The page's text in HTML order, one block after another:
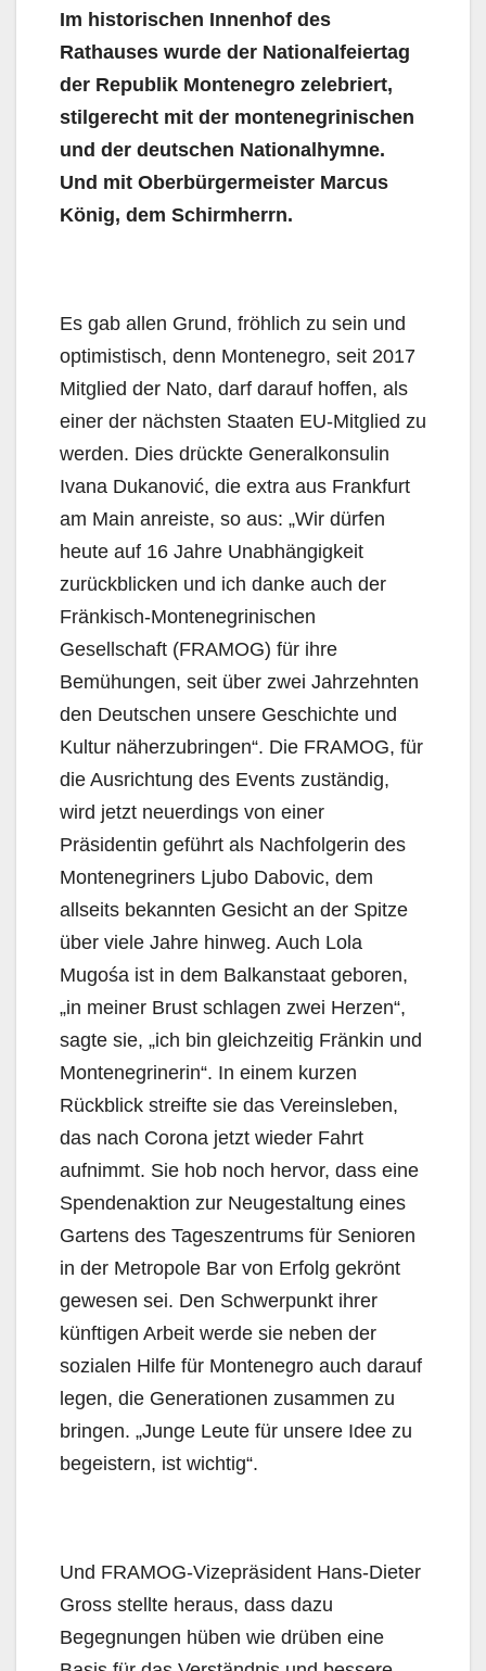
Im historischen Innenhof des
Rathauses wurde der Nationalfeiertag
der Republik Montenegro zelebriert,
stilgerecht mit der montenegrinischen
und der deutschen Nationalhymne.
Und mit Oberbürgermeister Marcus
König, dem Schirmherrn.
Es gab allen Grund, fröhlich zu sein und
optimistisch, denn Montenegro, seit 2017
Mitglied der Nato, darf darauf hoffen, als
einer der nächsten Staaten EU-Mitglied zu
werden. Dies drückte Generalkonsulin
Ivana Dukanović, die extra aus Frankfurt
am Main anreiste, so aus: „Wir dürfen
heute auf 16 Jahre Unabhängigkeit
zurückblicken und ich danke auch der
Fränkisch-Montenegrinischen
Gesellschaft (FRAMOG) für ihre
Bemühungen, seit über zwei Jahrzehnten
den Deutschen unsere Geschichte und
Kultur näherzubringen“. Die FRAMOG, für
die Ausrichtung des Events zuständig,
wird jetzt neuerdings von einer
Präsidentin geführt als Nachfolgerin des
Montenegriners Ljubo Dabovic, dem
allseits bekannten Gesicht an der Spitze
über viele Jahre hinweg. Auch Lola
Mugośa ist in dem Balkanstaat geboren,
„in meiner Brust schlagen zwei Herzen“,
sagte sie, „ich bin gleichzeitig Fränkin und
Montenegrinerin“. In einem kurzen
Rückblick streifte sie das Vereinsleben,
das nach Corona jetzt wieder Fahrt
aufnimmt. Sie hob noch hervor, dass eine
Spendenaktion zur Neugestaltung eines
Gartens des Tageszentrums für Senioren
in der Metropole Bar von Erfolg gekrönt
gewesen sei. Den Schwerpunkt ihrer
künftigen Arbeit werde sie neben der
sozialen Hilfe für Montenegro auch darauf
legen, die Generationen zusammen zu
bringen. „Junge Leute für unsere Idee zu
begeistern, ist wichtig“.
Und FRAMOG-Vizepräsident Hans-Dieter
Gross stellte heraus, dass dazu
Begegnungen hüben wie drüben eine